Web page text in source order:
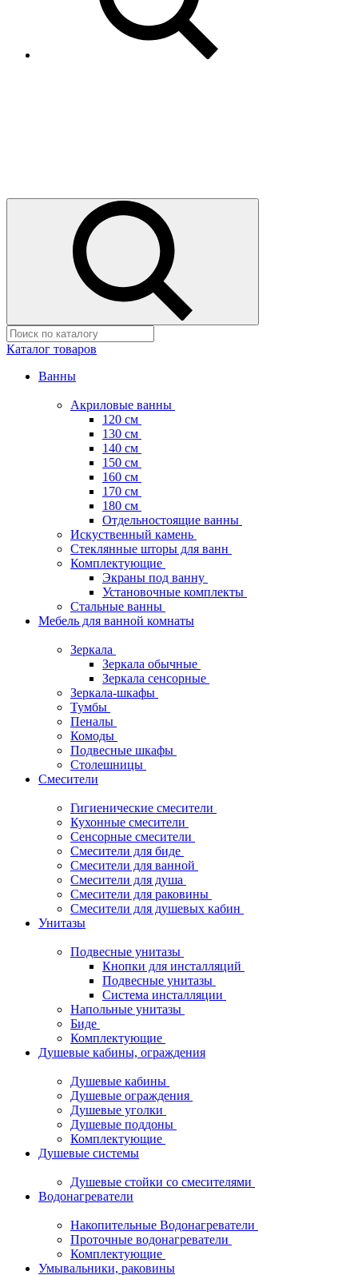
Каталог товаров
Ванны
Акриловые ванны
120 см
130 см
140 см
150 см
160 см
170 см
180 см
Отдельностоящие ванны
Искуственный камень
Стеклянные шторы для ванн
Комплектующие
Экраны под ванну
Установочные комплекты
Стальные ванны
Мебель для ванной комнаты
Зеркала
Зеркала обычные
Зеркала сенсорные
Зеркала-шкафы
Тумбы
Пеналы
Комоды
Подвесные шкафы
Столешницы
Смесители
Гигиенические смесители
Кухонные смесители
Сенсорные смесители
Смесители для биде
Смесители для ванной
Смесители для душа
Смесители для раковины
Смесители для душевых кабин
Унитазы
Подвесные унитазы
Кнопки для инсталляций
Подвесные унитазы
Система инсталляции
Напольные унитазы
Биде
Комплектующие
Душевые кабины, ограждения
Душевые кабины
Душевые ограждения
Душевые уголки
Душевые поддоны
Комплектующие
Душевые системы
Душевые стойки со смесителями
Водонагреватели
Накопительные Водонагреватели
Проточные водонагреватели
Комплектующие
Умывальники, раковины